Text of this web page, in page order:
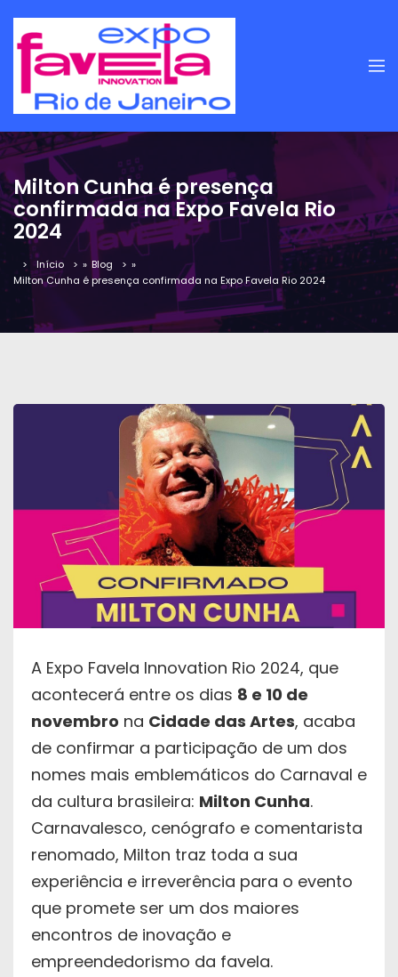
Milton Cunha é presença
confirmada na Expo Favela Rio
2024
Início » Blog
»
Milton Cunha é presença confirmada na Expo Favela Rio 2024
A Expo Favela Innovation Rio 2024, que
acontecerá entre os dias 8 e 10 de
novembro na Cidade das Artes, acaba
de confirmar a participação de um dos
nomes mais emblemáticos do Carnaval e
da cultura brasileira: Milton Cunha.
Carnavalesco, cenógrafo e comentarista
renomado, Milton traz toda a sua
experiência e irreverência para o evento
que promete ser um dos maiores
encontros de inovação e
empreendedorismo da favela.